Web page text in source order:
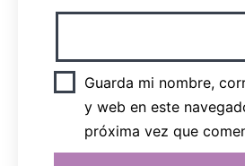
Guarda mi nombre,
y web en este
próxima vez que